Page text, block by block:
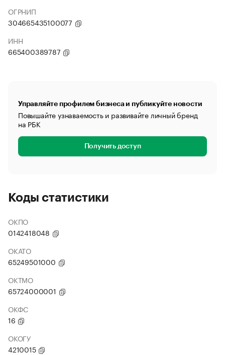
ОГРНИП
304665435100077
ИНН
665400389787
Управляйте профилем бизнеса и публикуйте новости
Повышайте узнаваемость и развивайте личный бренд
на РБК
Получить доступ
Коды статистики
ОКПО
0142418048
ОКАТО
65249501000
ОКТМО
65724000001
ОКФС
16
ОКОГУ
4210015